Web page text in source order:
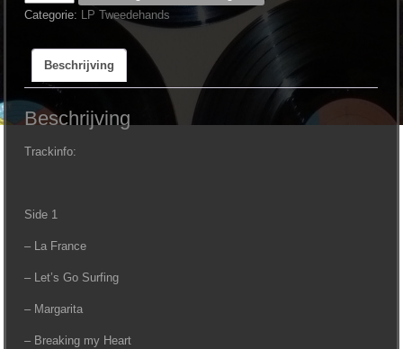
-
aantal
Categorie: LP Tweedehands
Beschrijving
Beschrijving
Trackinfo:
Side 1
– La France
– Let’s Go Surfing
– Margarita
– Breaking my Heart